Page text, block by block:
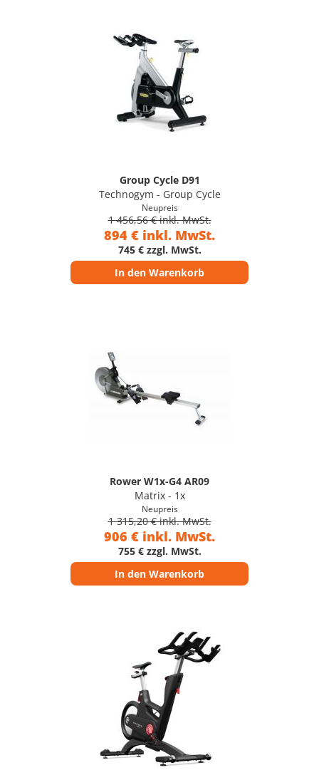
Group Cycle D91
Technogym - Group Cycle
Neupreis
1 456,56 € inkl. MwSt.
894 € inkl. MwSt.
745 € zzgl. MwSt.
In den Warenkorb
Rower W1x-G4 AR09
Matrix - 1x
Neupreis
1 315,20 € inkl. MwSt.
906 € inkl. MwSt.
755 € zzgl. MwSt.
In den Warenkorb